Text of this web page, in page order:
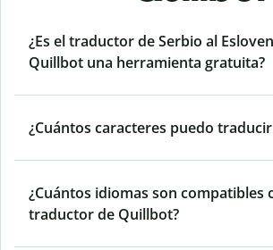
¿Es el traductor de Serbio al
Quillbot una herramienta gratuita?
¿Cuántos caracteres puedo traducir
¿Cuántos idiomas son compatibles
traductor de Quillbot?